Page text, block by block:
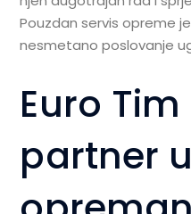
Pouzdan servis opreme
nesmetano poslovanje
Euro
partner u